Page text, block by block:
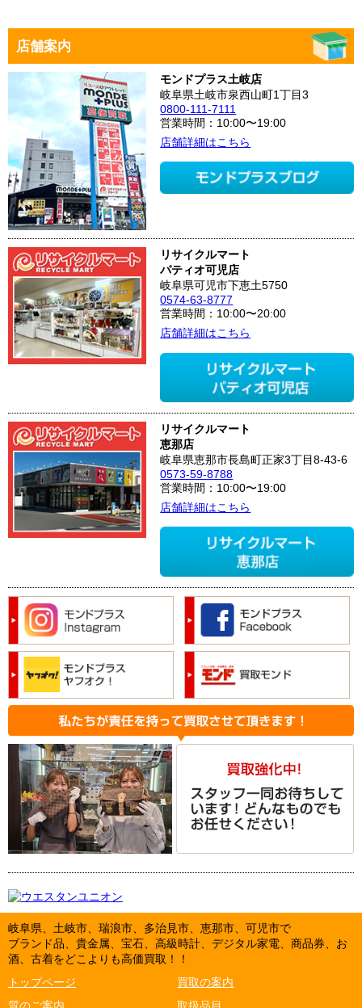
店舗案内
モンドプラス土岐店
岐阜県土岐市泉西山町1丁目3
0800-111-7111
営業時間：10:00〜19:00
店舗詳細はこちら
リサイクルマート
パティオ可児店
岐阜県可児市下恵土5750
0574-63-8777
営業時間：10:00〜20:00
店舗詳細はこちら
リサイクルマート
恵那店
岐阜県恵那市長島町正家3丁目8-43-6
0573-59-8788
営業時間：10:00〜19:00
店舗詳細はこちら
岐阜県、土岐市、瑞浪市、多治見市、恵那市、可児市で
ブランド品、貴金属、宝石、高級時計、デジタル家電、商品券、お
酒、古着をどこよりも高価買取！！
トップページ
買取の案内